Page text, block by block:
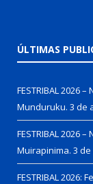
ÚLTIMAS
FESTRIBAL 2026
Munduruku. 3 de
FESTRIBAL 2026
Muirapinima. 3
FESTRIBAL 2026: